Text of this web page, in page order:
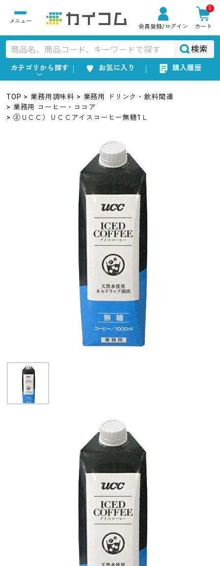
会員登録/ログイン
0
カート
検索
カテゴリから探す お気に入り 購入履歴
TOP 業務用調味料
業務用 ドリンク・飲料関連
業務用 コーヒー・ココア
⑧ＵＣＣ）ＵＣＣアイスコーヒー無糖1Ｌ